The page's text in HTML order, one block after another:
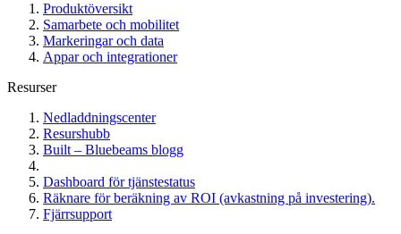
Produktöversikt
Samarbete och mobilitet
Markeringar och data
Appar och integrationer
Resurser
Nedladdningscenter
Resurshubb
Built – Bluebeams blogg
Dashboard för tjänstestatus
Räknare för beräkning av ROI (avkastning på investering).
Fjärrsupport